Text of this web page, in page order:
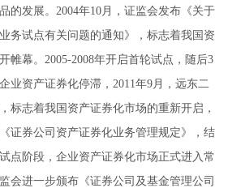
的发展。2004年10月，证监会发布《关于
务试点有关问题的通知》，标志着我国资
帷幕。2005-2008年开启首轮试点，随后3
业资产证券化停滞，2011年9月，远东二
标志着我国资产证券化市场的重新开启，
证券公司资产证券化业务管理规定》，结
点阶段，企业资产证券化市场正式进入常
会进一步颁布《证券公司及基金管理公司